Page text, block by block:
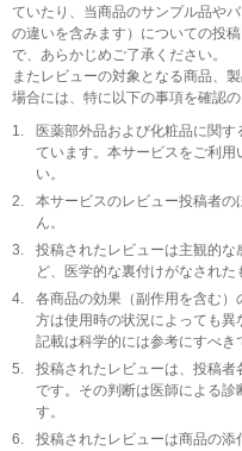
ていたり、当商品のサンプル品や
の違いを含みます）についての投
で、あらかじめご了承ください。
またレビューの対象となる商品、
場合には、特に以下の事項を確認の
1.
医薬部外品および化粧品に関
ています。本サービスをご利
い。
2.
本サービスのレビュー投稿者
ん。
3.
投稿されたレビューは主観的
ど、医学的な裏付けがなされた
4.
各商品の効果（副作用を含む
方は使用時の状況によっても
記載は科学的には参考にすべき
5.
投稿されたレビューは、投稿
です。その判断は医師による診
す。
6.
投稿されたレビューは商品の